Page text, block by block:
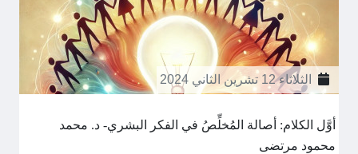
الثلاثاء 12 تشرين الثاني 2024
أوَّل الكلام: أصالة المُخلِّصُ في الفكر البشري- د. محمد
محمود مرتضى